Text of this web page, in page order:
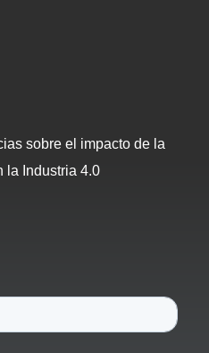
sobre el impacto de la
la Industria 4.0